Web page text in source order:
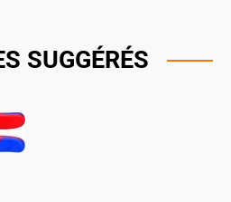
SUGGÉRÉS